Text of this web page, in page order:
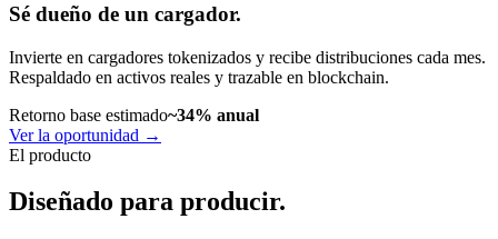
Sé dueño de un cargador.
Invierte en cargadores tokenizados y recibe distribuciones cada mes.
Respaldado en activos reales y trazable en blockchain.
Retorno base estimado~34% anual
Ver la oportunidad →
El producto
Diseñado para producir.